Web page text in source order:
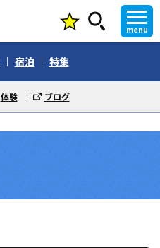
menu
宿泊 特集
体験 ブログ